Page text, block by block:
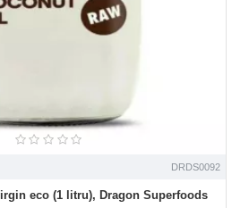
DRDS0092
eco (1 litru), Dragon Superfoods